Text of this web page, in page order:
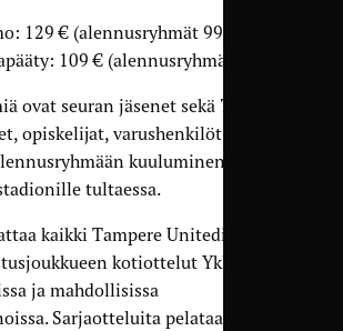
129 € (alennusryhmät 99 €)
109 € (alennusryhmät 79 €)
ovat seuran jäsenet sekä 7–16-
opiskelijat, varushenkilöt ja
kuuluminen on
tultaessa.
kaikki Tampere Unitedin
kotiottelut Ykkösessä,
ja mahdollisissa
Sarjaotteluita pelataan